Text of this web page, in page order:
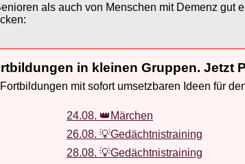
als auch von Menschen mit Demenz gut
in kleinen Gruppen. Jetzt
mit sofort umsetzbaren Ideen für
24.08. 👑Märchen
26.08. 💡Gedächtnistraining
28.08. 💡Gedächtnistraining